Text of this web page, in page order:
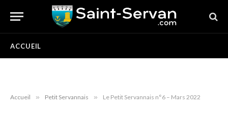
ACCUEIL
Accueil » Petit Servannais » Le Petit Servannais n°6 – Mars 2022